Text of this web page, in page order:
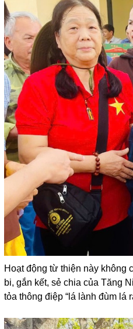
Hoạt động từ thiện này không
bi, gắn kết, sẻ chia của Tăng
tỏa thông điệp “lá lành đùm lá